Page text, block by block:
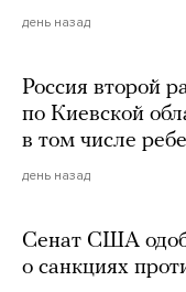
день назад
Россия второй
по Киевской
в том числе
день назад
Сенат США
о санкциях